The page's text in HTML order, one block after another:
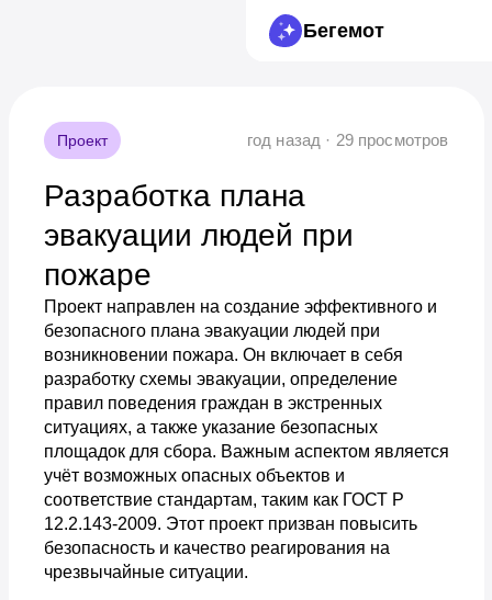
Бегемот
Проект год назад · 29 просмотров
Разработка плана
эвакуации людей при
пожаре
Проект направлен на создание эффективного и
безопасного плана эвакуации людей при
возникновении пожара. Он включает в себя
разработку схемы эвакуации, определение
правил поведения граждан в экстренных
ситуациях, а также указание безопасных
площадок для сбора. Важным аспектом является
учёт возможных опасных объектов и
соответствие стандартам, таким как ГОСТ Р
12.2.143-2009. Этот проект призван повысить
безопасность и качество реагирования на
чрезвычайные ситуации.